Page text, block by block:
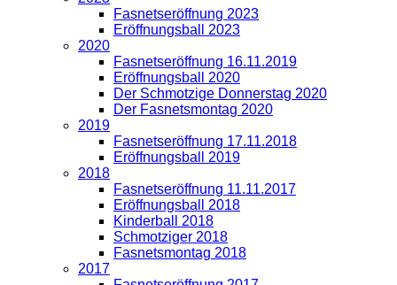
Fasnetseröffnung 2023
Eröffnungsball 2023
2020
Fasnetseröffnung 16.11.2019
Eröffnungsball 2020
Der Schmotzige Donnerstag 2020
Der Fasnetsmontag 2020
2019
Fasnetseröffnung 17.11.2018
Eröffnungsball 2019
2018
Fasnetseröffnung 11.11.2017
Eröffnungsball 2018
Kinderball 2018
Schmotziger 2018
Fasnetsmontag 2018
2017